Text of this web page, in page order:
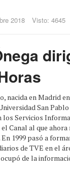
2018 Visto: 4645
nacida en Madrid
San Pablo
Servicios
Canal al que
1999 pasó a
de TVE en el
de la